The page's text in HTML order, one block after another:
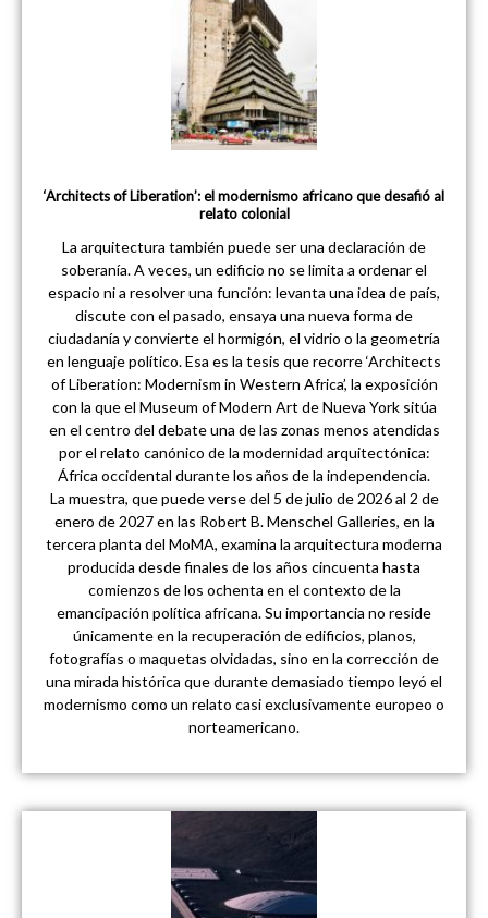
‘Architects of Liberation’: el modernismo africano que desafió al
relato colonial
La arquitectura también puede ser una declaración de
soberanía. A veces, un edificio no se limita a ordenar el
espacio ni a resolver una función: levanta una idea de país,
discute con el pasado, ensaya una nueva forma de
ciudadanía y convierte el hormigón, el vidrio o la geometría
en lenguaje político. Esa es la tesis que recorre ‘Architects
of Liberation: Modernism in Western Africa’, la exposición
con la que el Museum of Modern Art de Nueva York sitúa
en el centro del debate una de las zonas menos atendidas
por el relato canónico de la modernidad arquitectónica:
África occidental durante los años de la independencia.
La muestra, que puede verse del 5 de julio de 2026 al 2 de
enero de 2027 en las Robert B. Menschel Galleries, en la
tercera planta del MoMA, examina la arquitectura moderna
producida desde finales de los años cincuenta hasta
comienzos de los ochenta en el contexto de la
emancipación política africana. Su importancia no reside
únicamente en la recuperación de edificios, planos,
fotografías o maquetas olvidadas, sino en la corrección de
una mirada histórica que durante demasiado tiempo leyó el
modernismo como un relato casi exclusivamente europeo o
norteamericano.